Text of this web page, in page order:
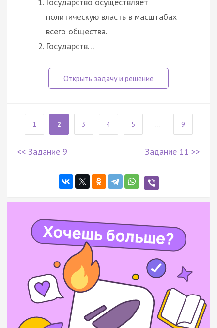
Государство осуществляет
политическую власть в масштабах
всего общества.
Государств…
1 2 3 4 5 ... 9
<< Задание 9 Задание 11 >>